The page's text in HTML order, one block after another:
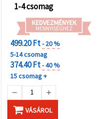
1-4 csomag
KEDVEZMÉNYEK
MENNYISÉGHEZ
499.20 Ft- 20 %
5-14 csomag
374.40 Ft- 40 %
15 csomag +
VÁSÁROL